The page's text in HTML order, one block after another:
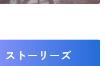
ストーリーズ